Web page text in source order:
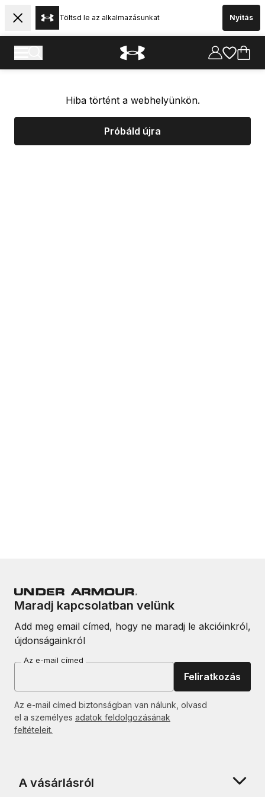
Töltsd le az alkalmazásunkat Nyitás
Hiba történt a webhelyünkön.
Próbáld újra
Maradj kapcsolatban velünk
Add meg email címed, hogy ne maradj le akcióinkról,
újdonságainkról
Az e-mail címed
Feliratkozás
Az e-mail címed biztonságban van nálunk, olvasd
el a személyes adatok feldolgozásának
feltételeit.
A vásárlásról